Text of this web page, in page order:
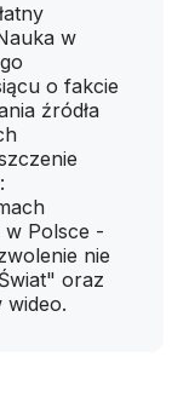
w
o fakcie
źródła
w Polsce -
nie
oraz
wideo.